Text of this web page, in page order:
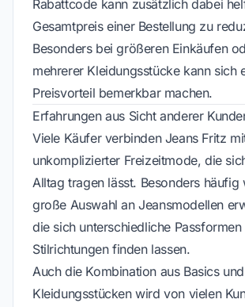
Rabattcode kann zusätzlich dabei
Gesamtpreis einer Bestellung zu
Besonders bei größeren Einkäufen
mehrerer Kleidungsstücke kann sich
Preisvorteil bemerkbar machen.
Erfahrungen aus Sicht anderer
Viele Käufer verbinden Jeans Fritz
unkomplizierter Freizeitmode, die
Alltag tragen lässt. Besonders häufig
große Auswahl an Jeansmodellen
die sich unterschiedliche Passformen
Stilrichtungen finden lassen.
Auch die Kombination aus Basics
Kleidungsstücken wird von vielen